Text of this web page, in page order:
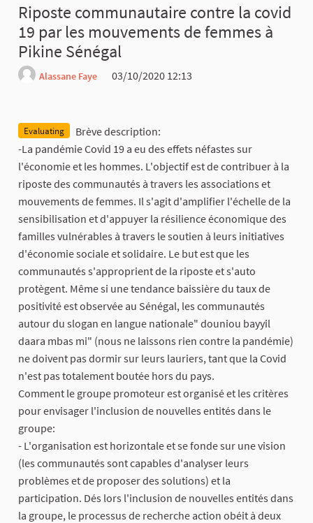
Riposte communautaire contre la covid
19 par les mouvements de femmes à
Pikine Sénégal
Alassane Faye
03/10/2020 12:13
Evaluating
Brève description:
-La pandémie Covid 19 a eu des effets néfastes sur
l'économie et les hommes. L'objectif est de contribuer à la
riposte des communautés à travers les associations et
mouvements de femmes. Il s'agit d'amplifier l'échelle de la
sensibilisation et d'appuyer la résilience économique des
familles vulnérables à travers le soutien à leurs initiatives
d'économie sociale et solidaire. Le but est que les
communautés s'approprient de la riposte et s'auto
protègent. Même si une tendance baissière du taux de
positivité est observée au Sénégal, les communautés
autour du slogan en langue nationale" douniou bayyil
daara mbas mi" (nous ne laissons rien contre la pandémie)
ne doivent pas dormir sur leurs lauriers, tant que la Covid
n'est pas totalement boutée hors du pays.
Comment le groupe promoteur est organisé et les critères
pour envisager l'inclusion de nouvelles entités dans le
groupe:
- L'organisation est horizontale et se fonde sur une vision
(les communautés sont capables d'analyser leurs
problèmes et de proposer des solutions) et la
participation. Dés lors l'inclusion de nouvelles entités dans
la groupe, le processus de recherche action obéit à deux